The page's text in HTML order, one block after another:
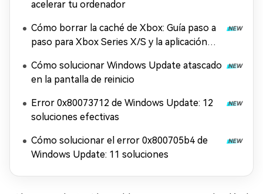
acelerar tu ordenador
Cómo borrar la caché de Xbox: Guía paso a
paso para Xbox Series X/S y la aplicación
Cómo solucionar Windows Update atascado
en la pantalla de reinicio
Error 0x80073712 de Windows Update: 12
soluciones efectivas
Cómo solucionar el error 0x800705b4 de
Windows Update: 11 soluciones